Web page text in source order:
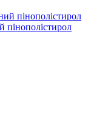
пінополістирол